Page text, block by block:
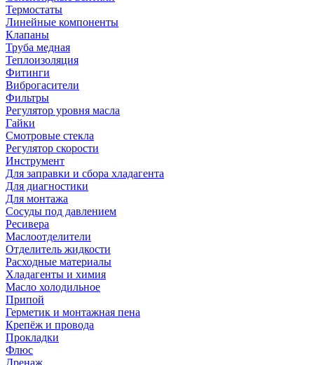
Термостаты
Линейные компоненты
Клапаны
Труба медная
Теплоизоляция
Фитинги
Виброгасители
Фильтры
Регулятор уровня масла
Гайки
Смотровые стекла
Регулятор скорости
Инструмент
Для заправки и сбора хладагента
Для диагностики
Для монтажа
Сосуды под давлением
Ресивера
Маслоотделители
Отделитель жидкости
Расходные материалы
Хладагенты и химия
Масло холодильное
Припой
Герметик и монтажная пена
Крепёж и провода
Прокладки
Флюс
Дренаж